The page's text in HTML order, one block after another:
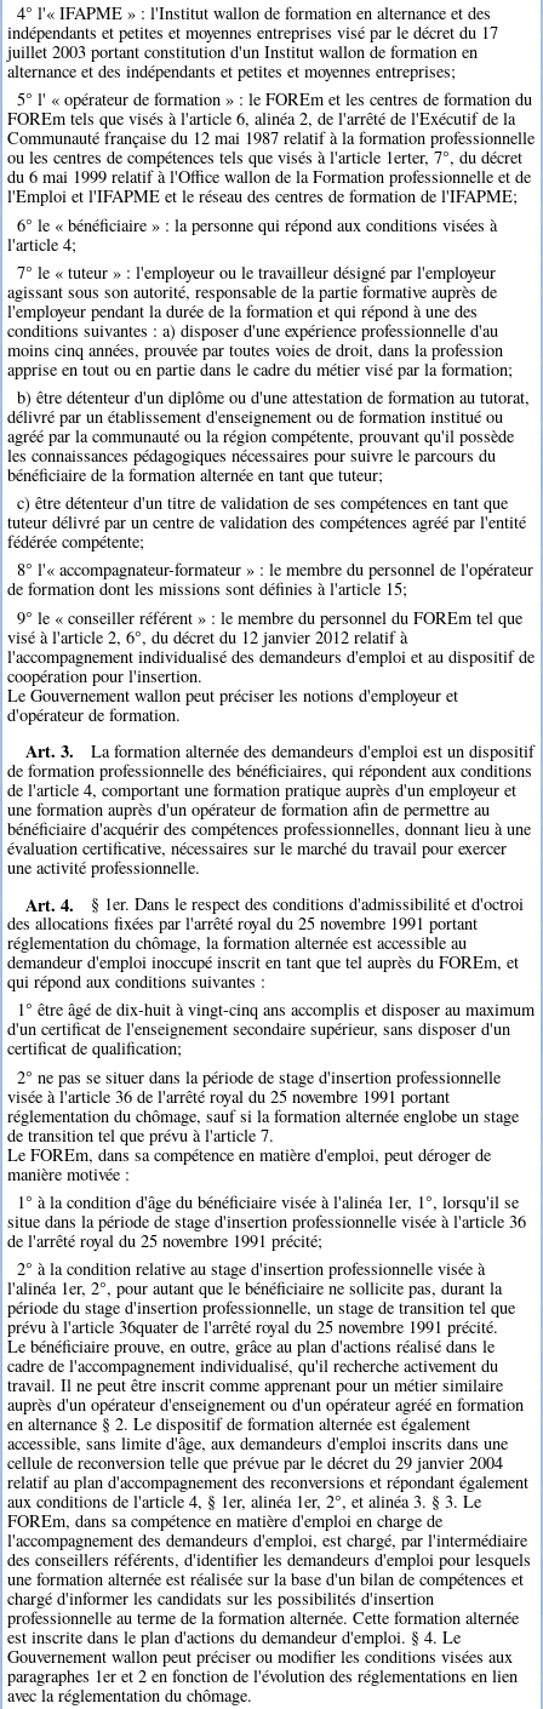
4° l'« IFAPME » : l'Institut wallon de formation en alternance et des
indépendants et petites et moyennes entreprises visé par le décret du 17
juillet 2003 portant constitution d'un Institut wallon de formation en
alternance et des indépendants et petites et moyennes entreprises;
5° l' « opérateur de formation » : le FOREm et les centres de formation du
FOREm tels que visés à l'article 6, alinéa 2, de l'arrêté de l'Exécutif de la
Communauté française du 12 mai 1987 relatif à la formation professionnelle
ou les centres de compétences tels que visés à l'article 1erter, 7°, du décret
du 6 mai 1999 relatif à l'Office wallon de la Formation professionnelle et de
l'Emploi et l'IFAPME et le réseau des centres de formation de l'IFAPME;
6° le « bénéficiaire » : la personne qui répond aux conditions visées à
l'article 4;
7° le « tuteur » : l'employeur ou le travailleur désigné par l'employeur
agissant sous son autorité, responsable de la partie formative auprès de
l'employeur pendant la durée de la formation et qui répond à une des
conditions suivantes : a) disposer d'une expérience professionnelle d'au
moins cinq années, prouvée par toutes voies de droit, dans la profession
apprise en tout ou en partie dans le cadre du métier visé par la formation;
b) être détenteur d'un diplôme ou d'une attestation de formation au tutorat,
délivré par un établissement d'enseignement ou de formation institué ou
agréé par la communauté ou la région compétente, prouvant qu'il possède
les connaissances pédagogiques nécessaires pour suivre le parcours du
bénéficiaire de la formation alternée en tant que tuteur;
c) être détenteur d'un titre de validation de ses compétences en tant que
tuteur délivré par un centre de validation des compétences agréé par l'entité
fédérée compétente;
8° l'« accompagnateur-formateur » : le membre du personnel de l'opérateur
de formation dont les missions sont définies à l'article 15;
9° le « conseiller référent » : le membre du personnel du FOREm tel que
visé à l'article 2, 6°, du décret du 12 janvier 2012 relatif à
l'accompagnement individualisé des demandeurs d'emploi et au dispositif de
coopération pour l'insertion.
Le Gouvernement wallon peut préciser les notions d'employeur et
d'opérateur de formation.
Art. 3.
La formation alternée des demandeurs d'emploi est un dispositif
de formation professionnelle des bénéficiaires, qui répondent aux conditions
de l'article 4, comportant une formation pratique auprès d'un employeur et
une formation auprès d'un opérateur de formation afin de permettre au
bénéficiaire d'acquérir des compétences professionnelles, donnant lieu à une
évaluation certificative, nécessaires sur le marché du travail pour exercer
une activité professionnelle.
Art. 4.
§ 1er. Dans le respect des conditions d'admissibilité et d'octroi
des allocations fixées par l'arrêté royal du 25 novembre 1991 portant
réglementation du chômage, la formation alternée est accessible au
demandeur d'emploi inoccupé inscrit en tant que tel auprès du FOREm, et
qui répond aux conditions suivantes :
1° être âgé de dix-huit à vingt-cinq ans accomplis et disposer au maximum
d'un certificat de l'enseignement secondaire supérieur, sans disposer d'un
certificat de qualification;
2° ne pas se situer dans la période de stage d'insertion professionnelle
visée à l'article 36 de l'arrêté royal du 25 novembre 1991 portant
réglementation du chômage, sauf si la formation alternée englobe un stage
de transition tel que prévu à l'article 7.
Le FOREm, dans sa compétence en matière d'emploi, peut déroger de
manière motivée :
1° à la condition d'âge du bénéficiaire visée à l'alinéa 1er, 1°, lorsqu'il se
situe dans la période de stage d'insertion professionnelle visée à l'article 36
de l'arrêté royal du 25 novembre 1991 précité;
2° à la condition relative au stage d'insertion professionnelle visée à
l'alinéa 1er, 2°, pour autant que le bénéficiaire ne sollicite pas, durant la
période du stage d'insertion professionnelle, un stage de transition tel que
prévu à l'article 36quater de l'arrêté royal du 25 novembre 1991 précité.
Le bénéficiaire prouve, en outre, grâce au plan d'actions réalisé dans le
cadre de l'accompagnement individualisé, qu'il recherche activement du
travail. Il ne peut être inscrit comme apprenant pour un métier similaire
auprès d'un opérateur d'enseignement ou d'un opérateur agréé en formation
en alternance § 2. Le dispositif de formation alternée est également
accessible, sans limite d'âge, aux demandeurs d'emploi inscrits dans une
cellule de reconversion telle que prévue par le décret du 29 janvier 2004
relatif au plan d'accompagnement des reconversions et répondant également
aux conditions de l'article 4, § 1er, alinéa 1er, 2°, et alinéa 3. § 3. Le
FOREm, dans sa compétence en matière d'emploi en charge de
l'accompagnement des demandeurs d'emploi, est chargé, par l'intermédiaire
des conseillers référents, d'identifier les demandeurs d'emploi pour lesquels
une formation alternée est réalisée sur la base d'un bilan de compétences et
chargé d'informer les candidats sur les possibilités d'insertion
professionnelle au terme de la formation alternée. Cette formation alternée
est inscrite dans le plan d'actions du demandeur d'emploi. § 4. Le
Gouvernement wallon peut préciser ou modifier les conditions visées aux
paragraphes 1er et 2 en fonction de l'évolution des réglementations en lien
avec la réglementation du chômage.